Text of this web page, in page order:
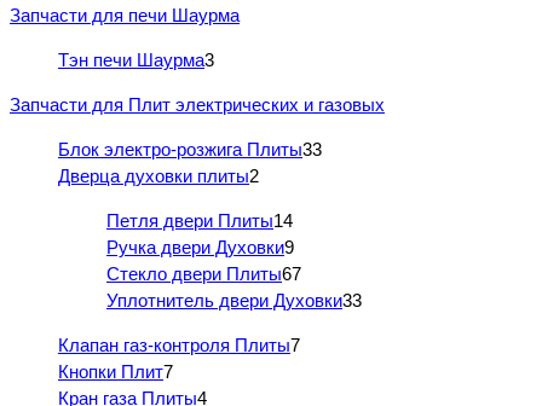
Запчасти для печи Шаурма
Тэн печи Шаурма3
Запчасти для Плит электрических и газовых
Блок электро-розжига Плиты33
Дверца духовки плиты2
Петля двери Плиты14
Ручка двери Духовки9
Стекло двери Плиты67
Уплотнитель двери Духовки33
Клапан газ-контроля Плиты7
Кнопки Плит7
Кран газа Плиты4